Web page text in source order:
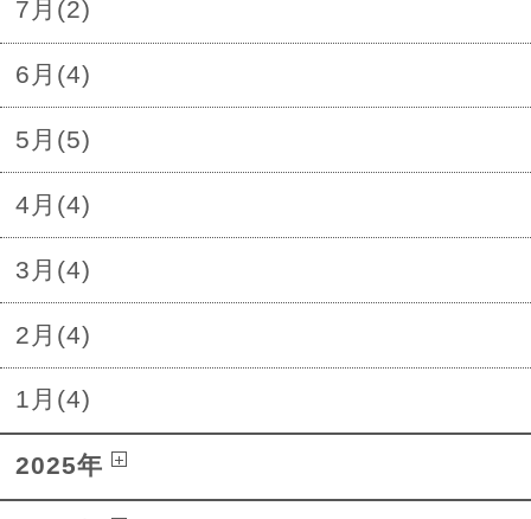
7月(2)
6月(4)
5月(5)
4月(4)
3月(4)
2月(4)
1月(4)
2025年